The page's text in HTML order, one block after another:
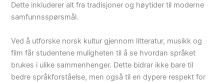
Dette inkluderer alt fra tradisjoner og høytider til moderne
samfunnsspørsmål.
Ved å utforske norsk kultur gjennom litteratur, musikk og
film får studentene muligheten til å se hvordan språket
brukes i ulike sammenhenger. Dette bidrar ikke bare til
bedre språkforståelse, men også til en dypere respekt for